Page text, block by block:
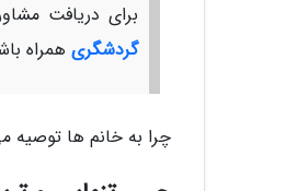
برای دریافت
گردشگری همراه
چرا به خانم ها توصیه